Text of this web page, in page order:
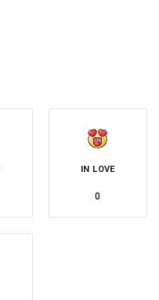
IN LOVE
0